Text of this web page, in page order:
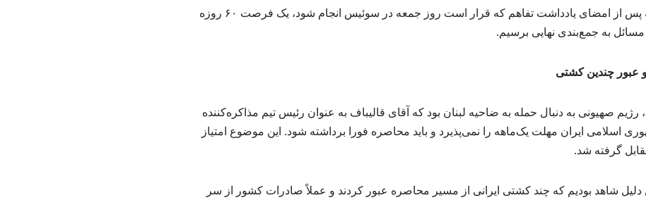
بروجردی ادامه داد: البته پس از امضای یادداشت تفاهم که قرار است روز جمعه در سوئیس انجام شود، یک فرصت ۶۰ روزه
مسائل به جمع‌بندی نهایی برسیم.
عبور چندین کشتی
رژیم صهیونی به دنبال حمله به ضاحیه لبنان بود که آقای قالیباف به عنوان رئیس تیم مذاکره‌کننده
اسلامی ایران مهلت یک‌ماهه را نمی‌پذیرد و باید محاصره فورا برداشته شود. این موضوع امتیاز
گرفته شد.
شاهد بودیم که چند کشتی ایرانی از مسیر محاصره عبور کردند و عملاً صادرات کشور از سر